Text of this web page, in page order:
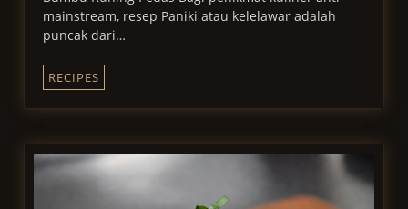
mainstream, resep Paniki atau kelelawar adalah
puncak dari…
RECIPES